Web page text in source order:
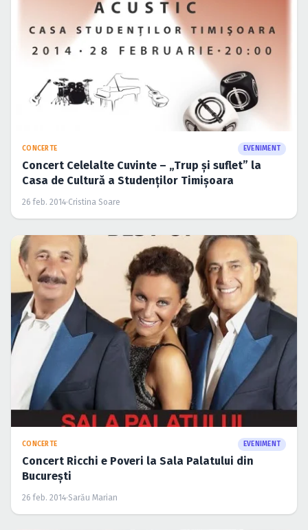
CONCERTE EVENIMENT
Concert Celelalte Cuvinte – „Trup şi suflet” la
Casa de Cultură a Studenţilor Timişoara
26 feb. 2014·Cristina Soare
CONCERTE EVENIMENT
Concert Ricchi e Poveri la Sala Palatului din
Bucureşti
26 feb. 2014·Sarău Marian